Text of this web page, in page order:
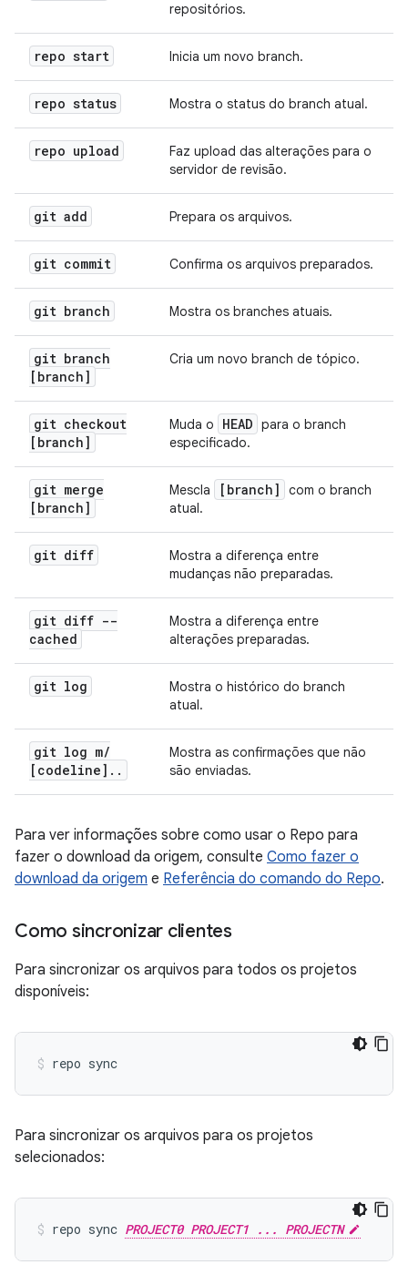
repositórios.
repo start Inicia um novo branch.
repo status Mostra o status do branch atual.
repo upload
Faz upload das alterações para o
servidor de revisão.
git add Prepara os arquivos.
git commit Confirma os arquivos preparados.
git branch Mostra os branches atuais.
git branch
[branch]
Cria um novo branch de tópico.
git checkout
[branch]
Muda o HEAD para o branch
especificado.
git merge
[branch]
Mescla [branch]
com o branch
atual.
git diff
Mostra a diferença entre
mudanças não preparadas.
git diff --
cached
Mostra a diferença entre
alterações preparadas.
git log
Mostra o histórico do branch
atual.
git log m/
[codeline] . .
Mostra as confirmações que não
são enviadas.
Para ver informações sobre como usar o Repo para
fazer o download da origem, consulte Como fazer o
download da origem e Referência do comando do Repo.
Como sincronizar clientes
Para sincronizar os arquivos para todos os projetos
disponíveis:
repo sync
Para sincronizar os arquivos para os projetos
selecionados:
repo sync PROJECT0 PROJECT1 ... PROJECTN